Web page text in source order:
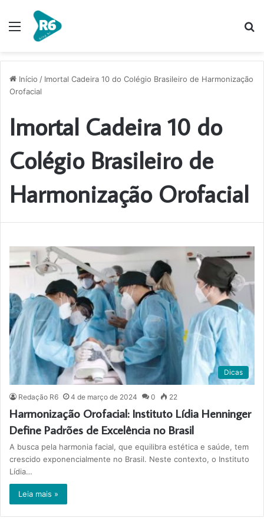
Menu
Início / Imortal Cadeira 10 do Colégio Brasileiro de Harmonização
Orofacial
Imortal Cadeira 10 do
Colégio Brasileiro de
Harmonização Orofacial
Dicas
Redação R6 4 de março de 2024 0 22
Harmonização Orofacial: Instituto Lídia Henninger
Define Padrões de Excelência no Brasil
A busca pela harmonia facial, que equilibra estética e saúde, tem
crescido exponencialmente no Brasil. Neste contexto, o Instituto
Lídia…
Leia mais »